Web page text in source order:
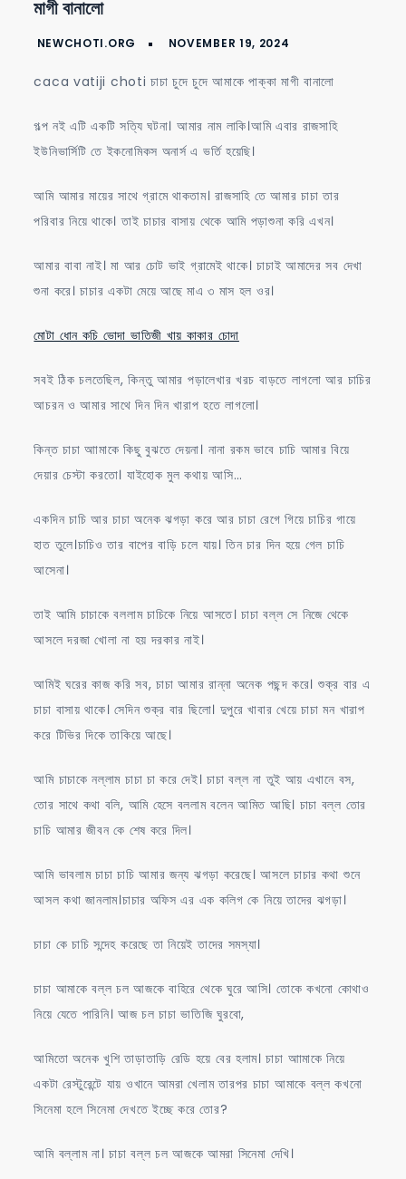
আমাকে
বানালো
মাগী বানালো
caca vatiji choti চাচা চুদে চুদে আমাকে পাক্কা মাগী বানালো
গল্প নই এটি একটি সত্যি ঘটনা। আমার নাম লাকি।আমি এবার রাজসাহি
ইউনিভার্সিটি তে ইকনোমিকস অনার্স এ ভর্তি হয়েছি।
আমি আমার মায়ের সাথে গ্রামে থাকতাম। রাজসাহি তে আমার চাচা তার
পরিবার নিয়ে থাকে। তাই চাচার বাসায় থেকে আমি পড়াশুনা করি এখন।
আমার বাবা নাই। মা আর চোট ভাই গ্রামেই থাকে। চাচাই আমাদের সব দেখা
শুনা করে। চাচার একটা মেয়ে আছে মাএ ৩ মাস হল ওর।
মোটা ধোন কচি ভোদা ভাতিজী খায় কাকার চোদা
সবই ঠিক চলতেছিল, কিন্তু আমার পড়ালেখার খরচ বাড়তে লাগলো আর চাচির
আচরন ও আমার সাথে দিন দিন খারাপ হতে লাগলো।
কিন্ত চাচা আামাকে কিছু বুঝতে দেয়না। নানা রকম ভাবে চাচি আমার বিয়ে
দেয়ার চেস্টা করতো। যাইহোক মুল কথায় আসি…
একদিন চাচি আর চাচা অনেক ঝগড়া করে আর চাচা রেগে গিয়ে চাচির গায়ে
হাত তুলে।চাচিও তার বাপের বাড়ি চলে যায়। তিন চার দিন হয়ে গেল চাচি
আসেনা।
তাই আমি চাচাকে বললাম চাচিকে নিয়ে আসতে। চাচা বল্ল সে নিজে থেকে
আসলে দরজা খোলা না হয় দরকার নাই।
আমিই ঘরের কাজ করি সব, চাচা আমার রান্না অনেক পছন্দ করে। শুক্র বার এ
চাচা বাসায় থাকে। সেদিন শুক্র বার ছিলো। দুপুরে খাবার খেয়ে চাচা মন খারাপ
করে টিভির দিকে তাকিয়ে আছে।
আমি চাচাকে নল্লাম চাচা চা করে দেই। চাচা বল্ল না তুই আয় এখানে বস,
তোর সাথে কথা বলি, আমি হেসে বললাম বলেন আমিত আছি। চাচা বল্ল তোর
চাচি আমার জীবন কে শেষ করে দিল।
আমি ভাবলাম চাচা চাচি আমার জন্য ঝগড়া করেছে। আসলে চাচার কথা শুনে
আসল কথা জানলাম।চাচার অফিস এর এক কলিগ কে নিয়ে তাদের ঝগড়া।
চাচা কে চাচি সন্দেহ করেছে তা নিয়েই তাদের সমস্যা।
চাচা আমাকে বল্ল চল আজকে বাহিরে থেকে ঘুরে আসি। তোকে কখনো কোথাও
নিয়ে যেতে পারিনি। আজ চল চাচা ভাতিজি ঘুরবো,
আমিতো অনেক খুশি তাড়াতাড়ি রেডি হয়ে বের হলাম। চাচা আামাকে নিয়ে
একটা রেস্টুরেন্টে যায় ওখানে আমরা খেলাম তারপর চাচা আমাকে বল্ল কখনো
সিনেমা হলে সিনেমা দেখতে ইচ্ছে করে তোর?
আমি বল্লাম না। চাচা বল্ল চল আজকে আমরা সিনেমা দেখি।